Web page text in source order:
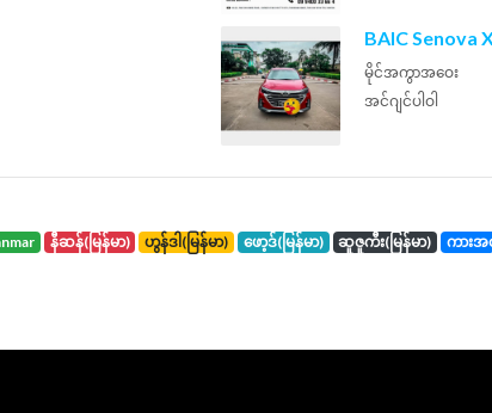
BAIC Senova
မိုင်အကွာအဝေး
အင်ဂျင်ပါဝါ
နီဆန်(မြန်မာ) ဟွန်ဒါ(မြန်မာ) ဖော့ဒ်(မြန်မာ) ဆူဇူကီး(မြန်မာ) ကာ